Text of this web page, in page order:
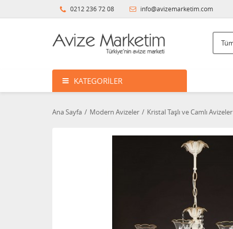
0212 236 72 08 info@avizemarketim.com
KATEGORILER
Ana Sayfa Modern Avizeler Kristal Taşlı ve Camlı Avizeler